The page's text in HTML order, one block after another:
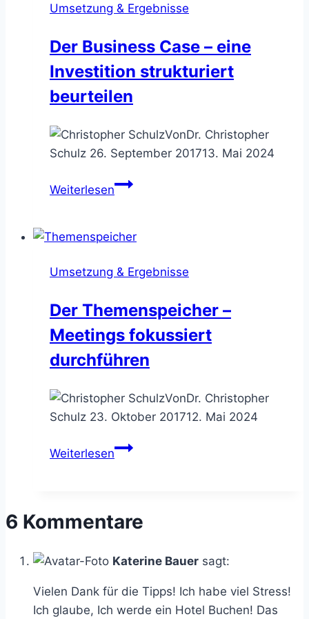
für
entwickeln
Umsetzung & Ergebnisse
Der Business Case – eine
Investition strukturiert
beurteilen
VonDr. Christopher
Schulz 26. September 201713. Mai 2024
WeiterlesenDer
–
Investition
beurteilen
Umsetzung & Ergebnisse
Der Themenspeicher –
Meetings fokussiert
durchführen
VonDr. Christopher
Schulz 23. Oktober 201712. Mai 2024
WeiterlesenDer
fokussiert
6 Kommentare
Katerine Bauer sagt:
Vielen Dank für die Tipps! Ich habe viel Stress!
Ich glaube, Ich werde ein Hotel Buchen! Das